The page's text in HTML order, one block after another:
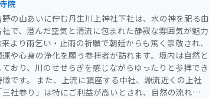
院
の山あいに佇む丹生川上神社下社は、水の神を祀る由
社で、澄んだ空気と清流に包まれた静寂な雰囲気が魅力
より雨乞い・止雨の祈願で朝廷からも篤く崇敬され、
運や心身の浄化を願う参拝者が訪れます。境内は自然と
おり、川のせせらぎを感じながらゆったりと参拝でき
座する中社、源流近くの上社
三社参り」は特にご利益が高いとされ、自然の流れに沿